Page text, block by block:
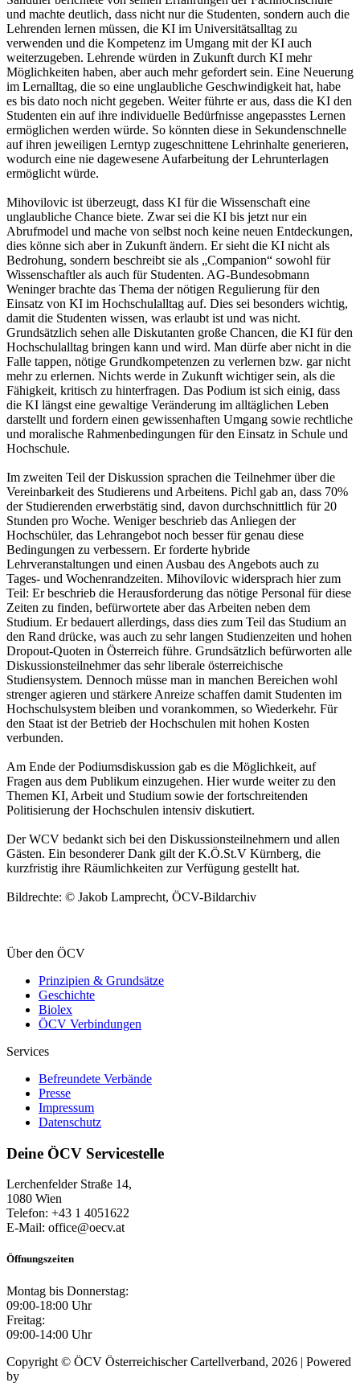
und machte deutlich, dass nicht nur die Studenten, sondern auch die
Lehrenden lernen müssen, die KI im Universitätsalltag zu
verwenden und die Kompetenz im Umgang mit der KI auch
weiterzugeben. Lehrende würden in Zukunft durch KI mehr
Möglichkeiten haben, aber auch mehr gefordert sein. Eine Neuerung
im Lernalltag, die so eine unglaubliche Geschwindigkeit hat, habe
es bis dato noch nicht gegeben. Weiter führte er aus, dass die KI den
Studenten ein auf ihre individuelle Bedürfnisse angepasstes Lernen
ermöglichen werden würde. So könnten diese in Sekundenschnelle
auf ihren jeweiligen Lerntyp zugeschnittene Lehrinhalte generieren,
wodurch eine nie dagewesene Aufarbeitung der Lehrunterlagen
ermöglicht würde.
Mihovilovic ist überzeugt, dass KI für die Wissenschaft eine
unglaubliche Chance biete. Zwar sei die KI bis jetzt nur ein
Abrufmodel und mache von selbst noch keine neuen Entdeckungen,
dies könne sich aber in Zukunft ändern. Er sieht die KI nicht als
Bedrohung, sondern beschreibt sie als „Companion“ sowohl für
Wissenschaftler als auch für Studenten. AG-Bundesobmann
Weninger brachte das Thema der nötigen Regulierung für den
Einsatz von KI im Hochschulalltag auf. Dies sei besonders wichtig,
damit die Studenten wissen, was erlaubt ist und was nicht.
Grundsätzlich sehen alle Diskutanten große Chancen, die KI für den
Hochschulalltag bringen kann und wird. Man dürfe aber nicht in die
Falle tappen, nötige Grundkompetenzen zu verlernen bzw. gar nicht
mehr zu erlernen. Nichts werde in Zukunft wichtiger sein, als die
Fähigkeit, kritisch zu hinterfragen. Das Podium ist sich einig, dass
die KI längst eine gewaltige Veränderung im alltäglichen Leben
darstellt und fordern einen gewissenhaften Umgang sowie rechtliche
und moralische Rahmenbedingungen für den Einsatz in Schule und
Hochschule.
Im zweiten Teil der Diskussion sprachen die Teilnehmer über die
Vereinbarkeit des Studierens und Arbeitens. Pichl gab an, dass 70%
der Studierenden erwerbstätig sind, davon durchschnittlich für 20
Stunden pro Woche. Weniger beschrieb das Anliegen der
Hochschüler, das Lehrangebot noch besser für genau diese
Bedingungen zu verbessern. Er forderte hybride
Lehrveranstaltungen und einen Ausbau des Angebots auch zu
Tages- und Wochenrandzeiten. Mihovilovic widersprach hier zum
Teil: Er beschrieb die Herausforderung das nötige Personal für diese
Zeiten zu finden, befürwortete aber das Arbeiten neben dem
Studium. Er bedauert allerdings, dass dies zum Teil das Studium an
den Rand drücke, was auch zu sehr langen Studienzeiten und hohen
Dropout-Quoten in Österreich führe. Grundsätzlich befürworten alle
Diskussionsteilnehmer das sehr liberale österreichische
Studiensystem. Dennoch müsse man in manchen Bereichen wohl
strenger agieren und stärkere Anreize schaffen damit Studenten im
Hochschulsystem bleiben und vorankommen, so Wiederkehr. Für
den Staat ist der Betrieb der Hochschulen mit hohen Kosten
verbunden.
Am Ende der Podiumsdiskussion gab es die Möglichkeit, auf
Fragen aus dem Publikum einzugehen. Hier wurde weiter zu den
Themen KI, Arbeit und Studium sowie der fortschreitenden
Politisierung der Hochschulen intensiv diskutiert.
Der WCV bedankt sich bei den Diskussionsteilnehmern und allen
Gästen. Ein besonderer Dank gilt der K.Ö.St.V Kürnberg, die
kurzfristig ihre Räumlichkeiten zur Verfügung gestellt hat.
Bildrechte: © Jakob Lamprecht, ÖCV-Bildarchiv
Über den ÖCV
Prinzipien & Grundsätze
Geschichte
Biolex
ÖCV Verbindungen
Services
Befreundete Verbände
Presse
Impressum
Datenschutz
Deine ÖCV Servicestelle
Lerchenfelder Straße 14,
1080 Wien
Telefon: +43 1 4051622
E-Mail: office@oecv.at
Öffnungszeiten
Montag bis Donnerstag:
09:00-18:00 Uhr
Freitag:
09:00-14:00 Uhr
Copyright © ÖCV Österreichischer Cartellverband, 2026 | Powered
by